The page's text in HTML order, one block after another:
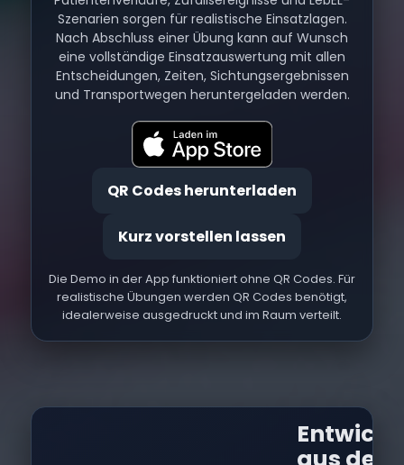
Szenarien sorgen für realistische Einsatzlagen.
Nach Abschluss einer Übung kann auf Wunsch
eine vollständige Einsatzauswertung mit allen
Entscheidungen, Zeiten, Sichtungsergebnissen
und Transportwegen heruntergeladen werden.
QR Codes herunterladen
Kurz vorstellen lassen
Die Demo in der App funktioniert ohne QR Codes. Für
realistische Übungen werden QR Codes benötigt,
idealerweise ausgedruckt und im Raum verteilt.